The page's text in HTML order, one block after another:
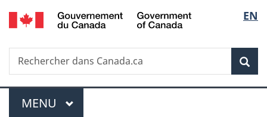
Passer
au
principal
de
la
EN
Recherche
Rechercher
dans
Menu
MENU PRINCIPAL